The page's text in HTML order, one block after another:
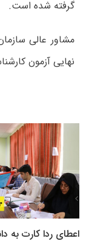
گرفته شده است.
مشاور عالی
نهایی آزمون کارشناسی ارشد ۹۷ هفته
اعطای ردا کارت به